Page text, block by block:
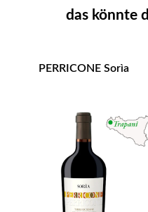
das könnte
PERRICONE Sorìa